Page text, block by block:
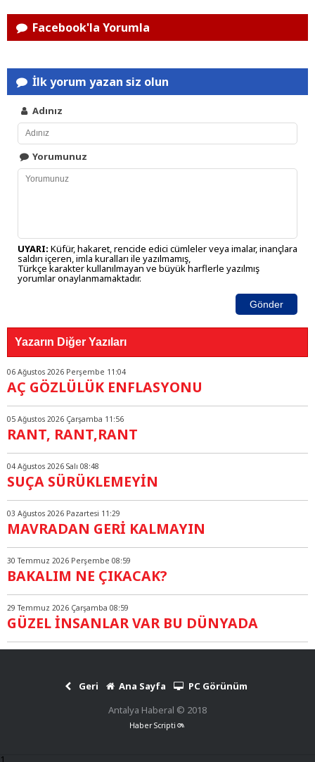
Facebook'la Yorumla
İlk yorum yazan siz olun
Adınız
Yorumunuz
UYARI: Küfür, hakaret, rencide edici cümleler veya imalar, inançlara
saldırı içeren, imla kuralları ile yazılmamış,
Türkçe karakter kullanılmayan ve büyük harflerle yazılmış
yorumlar onaylanmamaktadır.
Gönder
Yazarın Diğer Yazıları
06 Ağustos 2026 Perşembe 11:04
AÇ GÖZLÜLÜK ENFLASYONU
05 Ağustos 2026 Çarşamba 11:56
RANT, RANT,RANT
04 Ağustos 2026 Salı 08:48
SUÇA SÜRÜKLEMEYİN
03 Ağustos 2026 Pazartesi 11:29
MAVRADAN GERİ KALMAYIN
30 Temmuz 2026 Perşembe 08:59
BAKALIM NE ÇIKACAK?
29 Temmuz 2026 Çarşamba 08:59
GÜZEL İNSANLAR VAR BU DÜNYADA
Geri Ana Sayfa
PC Görünüm
Antalya Haberal © 2018
Haber Scripti
1